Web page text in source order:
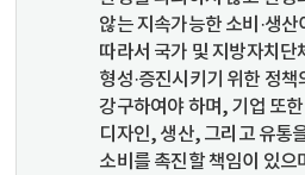
않는 지속가능한 소비·생
따라서 국가 및 지방자치
형성·증진시키기 위한 정
강구하여야 하며, 기업 또
디자인, 생산, 그리고 유통
소비를 촉진할 책임이 있으